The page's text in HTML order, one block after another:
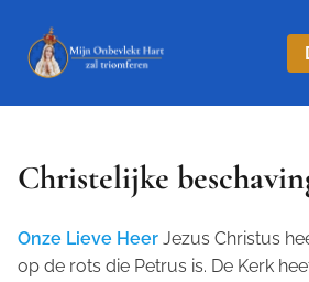
Christelijke
Onze Lieve Heer Jezus Christus
op de rots die Petrus is. De Kerk